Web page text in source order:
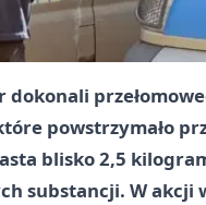
dokonali
powstrzymało
blisko 2,5
substancji. W akcji